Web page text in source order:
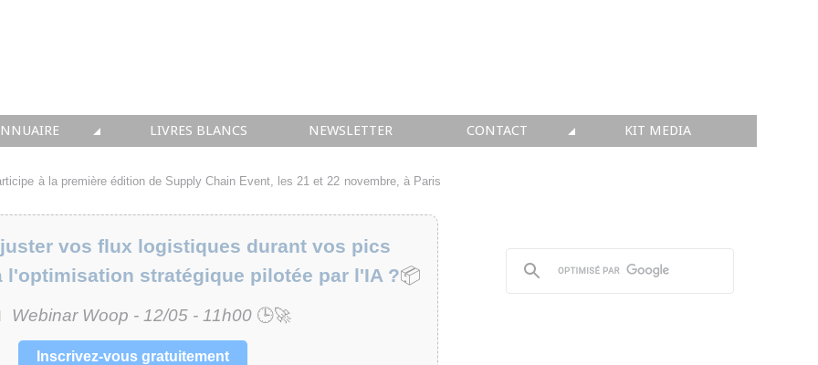
SOLUTIONS
LIVRES BLANCS NEWSLETTER CONTACT KIT MEDIA
à la première édition de Supply Chain Event, les 21 et 22 novembre, à Paris
vos flux logistiques durant vos pics
l'optimisation stratégique pilotée par l'IA ?📦
Webinar Woop - 12/05 - 11h00 🕒🚀
Inscrivez-vous gratuitement